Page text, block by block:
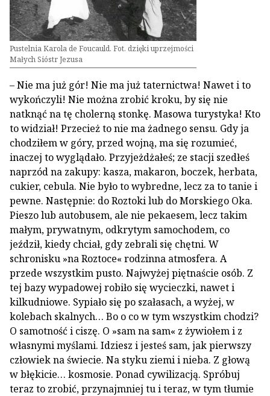
Pustelnia Karola de Foucauld. Fot. dzięki uprzejmości
Małych Sióstr Jezusa
– Nie ma już gór! Nie ma już taternictwa! Nawet i to
wykończyli! Nie można zrobić kroku, by się nie
natknąć na tę cholerną stonkę. Masowa turystyka! Kto
to widział! Przecież to nie ma żadnego sensu. Gdy ja
chodziłem w góry, przed wojną, ma się rozumieć,
inaczej to wyglądało. Przyjeżdżałeś; ze stacji szedłeś
naprzód na zakupy: kasza, makaron, boczek, herbata,
cukier, cebula. Nie było to wybredne, lecz za to tanie i
pewne. Następnie: do Roztoki lub do Morskiego Oka.
Pieszo lub autobusem, ale nie pekaesem, lecz takim
małym, prywatnym, odkrytym samochodem, co
jeździł, kiedy chciał, gdy zebrali się chętni. W
schronisku »na Roztoce« rodzinna atmosfera. A
przede wszystkim pusto. Najwyżej piętnaście osób. Z
tej bazy wypadowej robiło się wycieczki, nawet i
kilkudniowe. Sypiało się po szałasach, a wyżej, w
kolebach skalnych… Bo o co w tym wszystkim chodzi?
O samotność i ciszę. O »sam na sam« z żywiołem i z
własnymi myślami. Idziesz i jesteś sam, jak pierwszy
człowiek na świecie. Na styku ziemi i nieba. Z głową
w błękicie… kosmosie. Ponad cywilizacją. Spróbuj
teraz to zrobić, przynajmniej tu i teraz, w tym tłumie